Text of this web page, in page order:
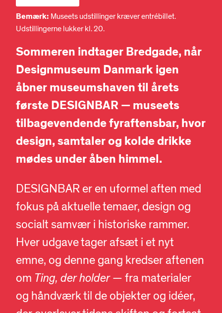
Bemærk: Museets udstillinger kræver entrébillet.
Udstillingerne lukker kl. 20.
Sommeren indtager Bredgade, når
Designmuseum Danmark igen
åbner museumshaven til årets
første DESIGNBAR — museets
tilbagevendende fyraftensbar, hvor
design, samtaler og kolde drikke
mødes under åben himmel.
DESIGNBAR er en uformel aften med
fokus på aktuelle temaer, design og
socialt samvær i historiske rammer.
Hver udgave tager afsæt i et nyt
emne, og denne gang kredser aftenen
om Ting, der holder— fra materialer
og håndværk til de objekter og idéer,